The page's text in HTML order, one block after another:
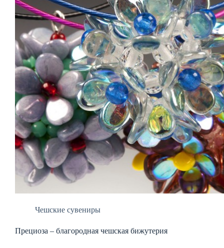
Чешские сувениры
Прециоза – благородная чешская бижутерия